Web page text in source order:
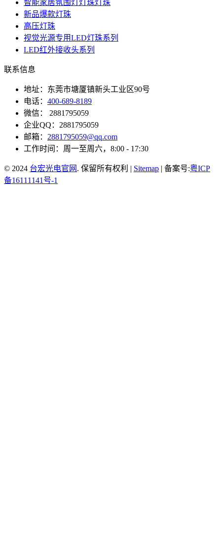
智能家居氛围灯灯珠灯珠
新品爆款灯珠
高压灯珠
视觉光源专用LED灯珠系列
LED红外接收头系列
联系信息
地址：东莞市塘厦镇新头工业区90号
电话： 400-689-8189
微信： 2881795059
企业QQ：2881795059
邮箱： 2881795059@qq.com
工作时间：周一至周六，8:00 - 17:30
© 2024 台宏光电官网 . 保留所有权利 | Sitemap | 备案号:粤ICP
备16111141号-1